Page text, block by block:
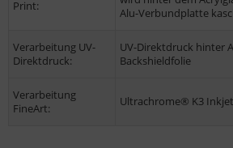
Print:
Alu-Verbundplatte
Verarbeitung UV-
Direktdruck:
UV-Direktdruck hinter
Backshieldfolie
Verarbeitung
FineArt:
Ultrachrome® K3